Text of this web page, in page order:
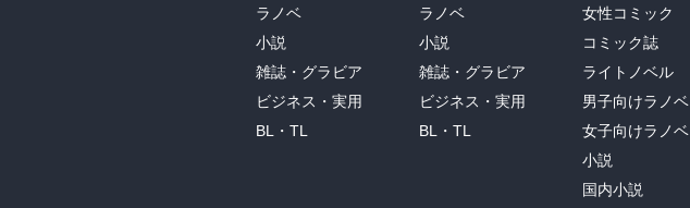
ラノベ
小説
雑誌・グラビア
ビジネス・実用
BL・TL
ラノベ
小説
雑誌・グラビア
ビジネス・実用
BL・TL
女性コミック
コミック誌
ライトノベル
男子向けラノベ
女子向けラノベ
小説
国内小説